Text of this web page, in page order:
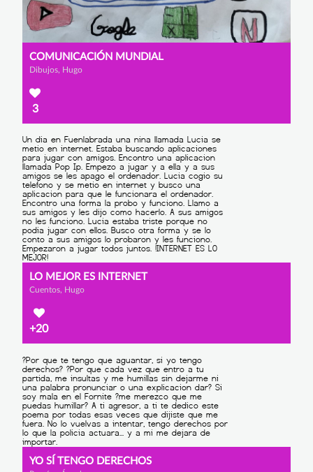
COMUNICACIÓN MUNDIAL
Dibujos, Hugo
3
LO MEJOR ES INTERNET
Cuentos, Hugo
+20
YO SÍ TENGO DERECHOS